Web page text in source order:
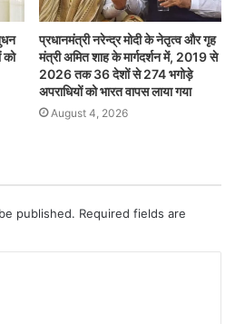
को
प्रधानमंत्री नरेन्द्र मोदी के नेतृत्व और गृह
मंत्री अमित शाह के मार्गदर्शन में, 2019 से
2026 तक 36 देशों से 274 भगोड़े
अपराधियों को भारत वापस लाया गया
August 4, 2026
published. Required fields are